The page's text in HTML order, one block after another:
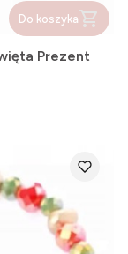
Do koszyka
Prezent